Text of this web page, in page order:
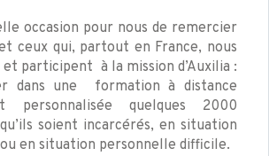
occasion pour nous de remercier
ceux qui, partout en France, nous
participent à la mission d’Auxilia :
dans une formation à distance
personnalisée quelques 2000
soient incarcérés, en situation
en situation personnelle difficile.